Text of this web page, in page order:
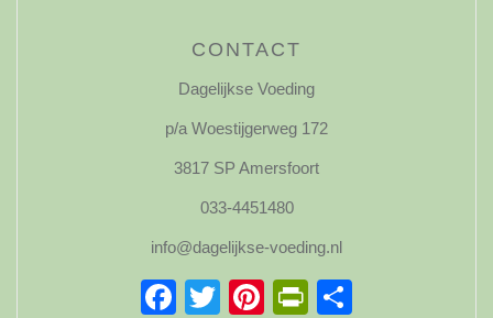
CONTACT
Dagelijkse Voeding
p/a Woestijgerweg 172
3817 SP Amersfoort
033-4451480
info@dagelijkse-voeding.nl
Facebook
Twitter
Pinterest